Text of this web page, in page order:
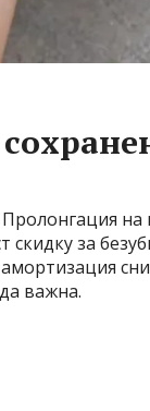
скидку за
важна.